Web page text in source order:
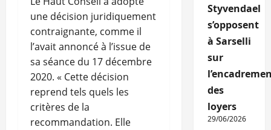
une décision juridiquement
contraignante, comme il
l’avait annoncé à l’issue de
sa séance du 17 décembre
2020. « Cette décision
reprend tels quels les
critères de la
recommandation. Elle
Styvendael
s’opposent
à Sarselli
sur
des
loyers
29/06/2026